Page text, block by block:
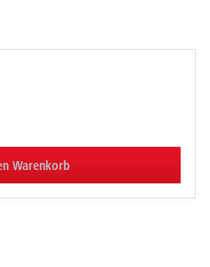
Warenkorb